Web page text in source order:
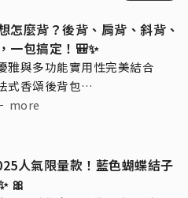
怎麼背？後背、肩背、斜背、
一包搞定！🎒✨
雅與多功能實用性完美結合
式香頌後背包
日常搭配更加自由！
more
人氣限量款！藍色蝴蝶結子
🎀